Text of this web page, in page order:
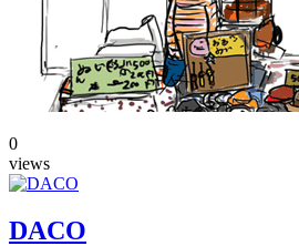
0
views
DACO